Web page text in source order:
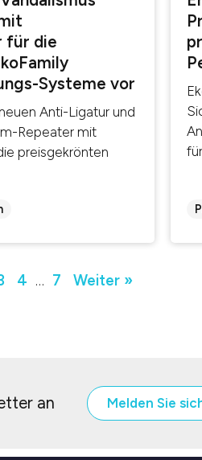
für die
Systeme vor
Anti-Ligatur und
Repeater mit
preisgekrönten
4 … 7 Weiter »
an Melden Sie